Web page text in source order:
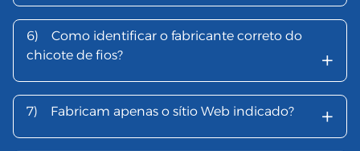
6)
Como identificar o fabricante correto do
chicote de fios?
+
7) Fabricam apenas o sítio Web indicado? +